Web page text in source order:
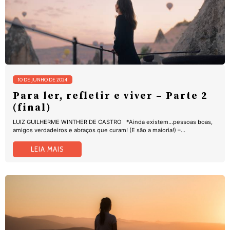
10 DE JUNHO DE 2024
Para ler, refletir e viver – Parte 2
(final)
LUIZ GUILHERME WINTHER DE CASTRO *Ainda existem...pessoas boas,
amigos verdadeiros e abraços que curam! (E são a maioria!) –...
LEIA MAIS